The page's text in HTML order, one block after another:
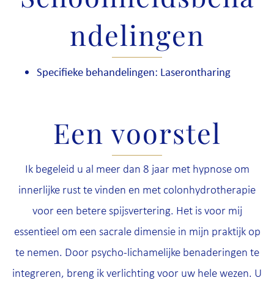
ndelingen
Specifieke behandelingen: Laserontharing
Een voorstel
Ik begeleid u al meer dan 8 jaar met hypnose om
innerlijke rust te vinden en met colonhydrotherapie
voor een betere spijsvertering. Het is voor mij
essentieel om een sacrale dimensie in mijn praktijk op
te nemen. Door psycho-lichamelijke benaderingen te
integreren, breng ik verlichting voor uw hele wezen. U